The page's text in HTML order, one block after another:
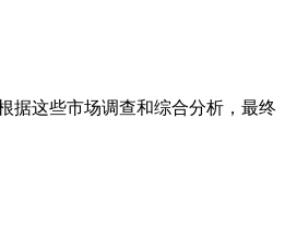
据这些市场调查和综合分析，最终